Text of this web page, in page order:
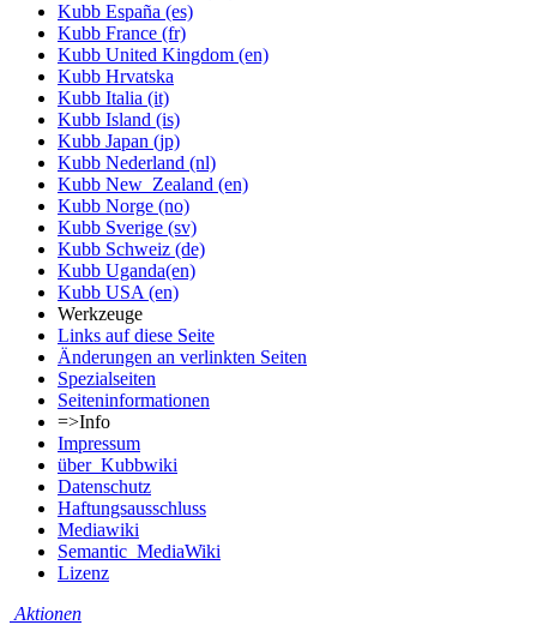
Kubb España (es)
Kubb France (fr)
Kubb United Kingdom (en)
Kubb Hrvatska
Kubb Italia (it)
Kubb Island (is)
Kubb Japan (jp)
Kubb Nederland (nl)
Kubb New_Zealand (en)
Kubb Norge (no)
Kubb Sverige (sv)
Kubb Schweiz (de)
Kubb Uganda(en)
Kubb USA (en)
Werkzeuge
Links auf diese Seite
Änderungen an verlinkten Seiten
Spezialseiten
Seiten­informationen
=>Info
Impressum
über_Kubbwiki
Datenschutz
Haftungsausschluss
Mediawiki
Semantic_MediaWiki
Lizenz
Aktionen